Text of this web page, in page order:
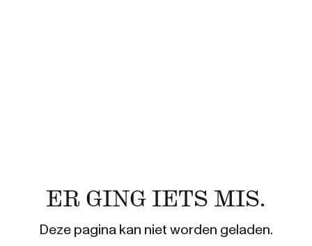
ER GING IETS MIS.
Deze pagina kan niet worden geladen.